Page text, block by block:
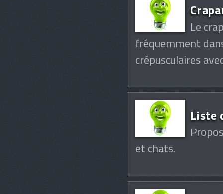
Le
fréquemment
crépusculaires
Liste
et chats.